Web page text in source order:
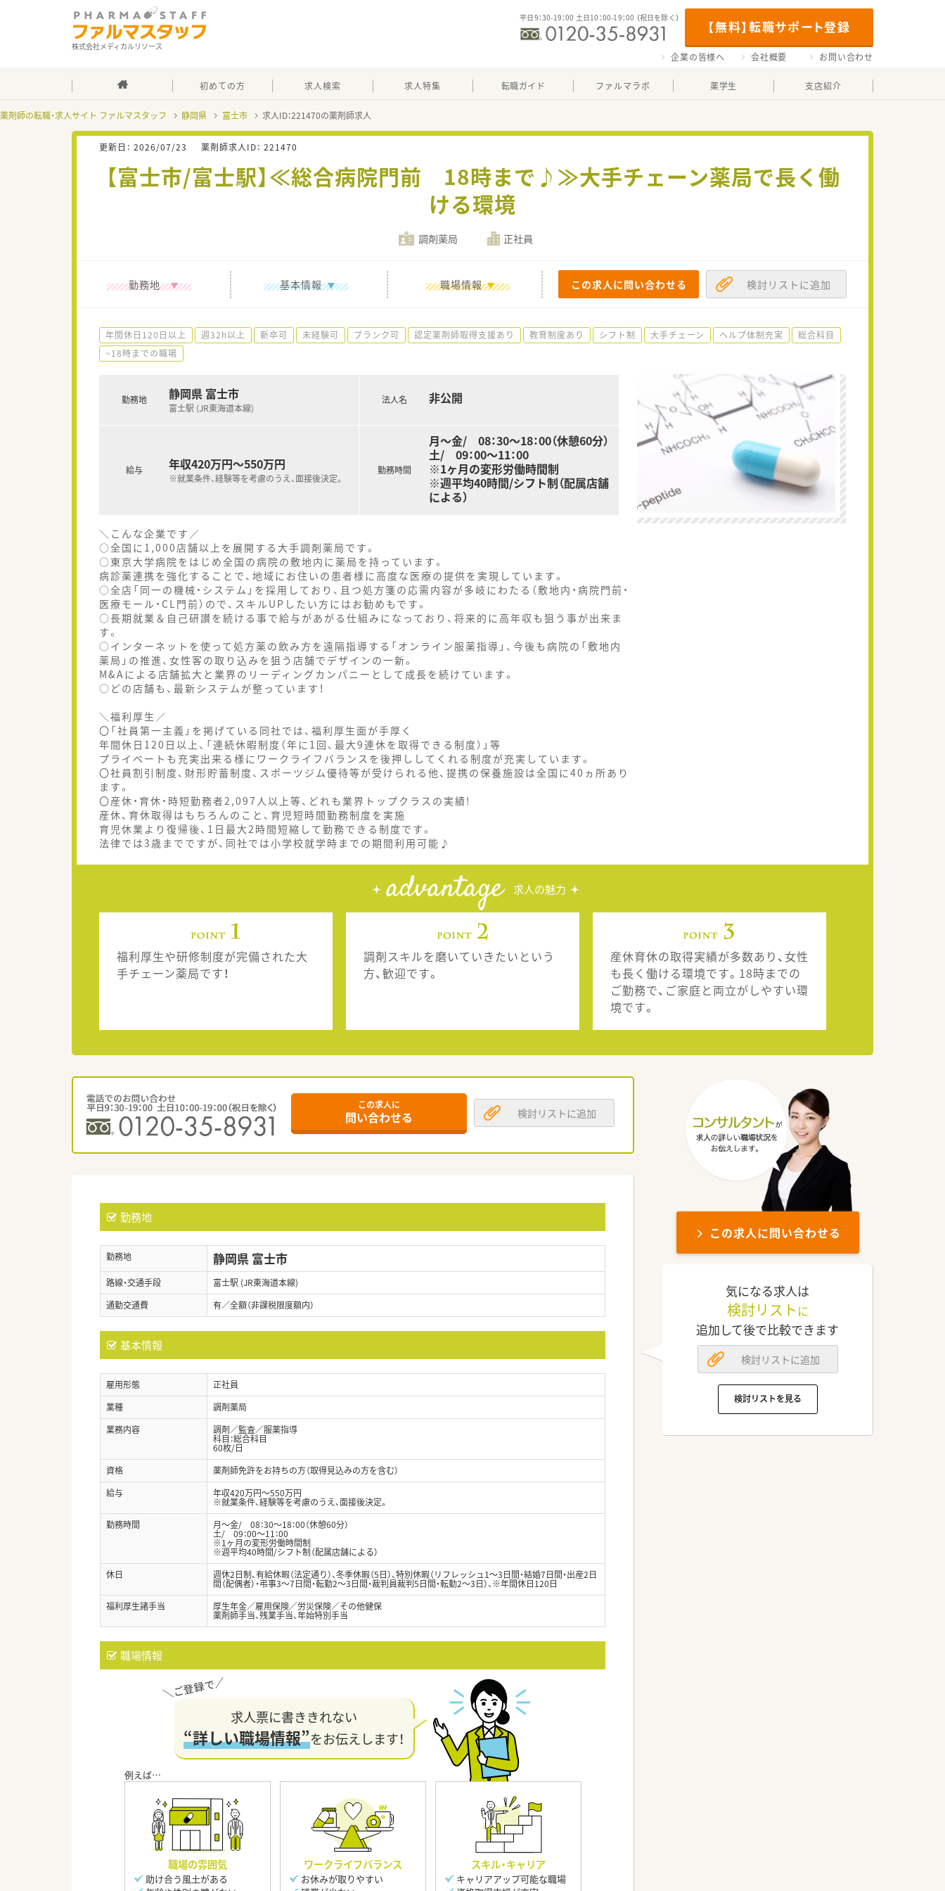
株式会社メディカルリソース
【無料】転職サポート登録
平日9：30-19：00 土日10：00-19：00 （祝日を除く）
企業の皆様へ 会社概要 お問い合わせ
初めての方 求人検索 求人特集 転職ガイド ファルマラボ 薬学生 支店紹介
薬剤師の転職・求人サイト ファルマスタッフ 静岡県 富士市 求人ID：221470の薬剤師求人
更新日： 2026/07/23 薬剤師求人ID： 221470
【富士市/富士駅】≪総合病院門前 18時まで♪≫大手チェーン薬局で長く働
ける環境
調剤薬局 正社員
勤務地 基本情報 職場情報 この求人に問い合わせる 検討リストに追加
年間休日120日以上 週32h以上 新卒可 未経験可 ブランク可 認定薬剤師取得支援あり 教育制度あり シフト制 大手チェーン ヘルプ体制充実
総合科目
~18時までの職場
勤務地 静岡県 富士市
富士駅 (JR東海道本線)
給与 年収420万円～550万円
※就業条件、経験等を考慮のうえ、面接後決定。
法人名 非公開
勤務時間
月～金/ 08：30～18：00（休憩60分）
土/ 09：00～11：00
※1ヶ月の変形労働時間制
※週平均40時間/シフト制（配属店舗
による）
＼こんな企業です／
○全国に1,000店舗以上を展開する大手調剤薬局です。
○東京大学病院をはじめ全国の病院の敷地内に薬局を持っています。
病診薬連携を強化することで、地域にお住いの患者様に高度な医療の提供を実現しています。
○全店「同一の機械・システム」を採用しており、且つ処方箋の応需内容が多岐にわたる（敷地内・病院門前・
医療モール・CL門前）ので、スキルUPしたい方にはお勧めもです。
○長期就業＆自己研讃を続ける事で給与があがる仕組みになっており、将来的に高年収も狙う事が出来ま
す。
○インターネットを使って処方薬の飲み方を遠隔指導する「オンライン服薬指導」、今後も病院の「敷地内
薬局」の推進、女性客の取り込みを狙う店舗でデザインの一新。
M&Aによる店舗拡大と業界のリーディングカンパニーとして成長を続けています。
○どの店舗も、最新システムが整っています！
＼福利厚生／
〇「社員第一主義」を掲げている同社では、福利厚生面が手厚く
年間休日120日以上、「連続休暇制度（年に1回、最大9連休を取得できる制度）」等
プライベートも充実出来る様にワークライフバランスを後押ししてくれる制度が充実しています。
〇社員割引制度、財形貯蓄制度、スポーツジム優待等が受けられる他、提携の保養施設は全国に40ヵ所あり
ます。
〇産休・育休・時短勤務者2,097人以上等、どれも業界トップクラスの実績!
産休、育休取得はもちろんのこと、育児短時間勤務制度を実施
育児休業より復帰後、1日最大2時間短縮して勤務できる制度です。
法律では3歳までですが、同社では小学校就学時までの期間利用可能♪
advantage 求人の魅力
福利厚生や研修制度が完備された大
手チェーン薬局です！
調剤スキルを磨いていきたいという
方、歓迎です。
産休育休の取得実績が多数あり、女性
も長く働ける環境です。18時までの
ご勤務で、ご家庭と両立がしやすい環
境です。
この求人に
問い合わせる 検討リストに追加
勤務地
勤務地 静岡県 富士市
路線・交通手段
富士駅 (JR東海道本線)
通勤交通費
有／全額（非課税限度額内）
基本情報
雇用形態
正社員
業種
調剤薬局
業務内容
調剤／監査／服薬指導
科目：総合科目
60枚/日
資格
薬剤師免許をお持ちの方（取得見込みの方を含む）
給与
年収420万円～550万円
※就業条件、経験等を考慮のうえ、面接後決定。
勤務時間
月～金/ 08：30～18：00（休憩60分）
土/ 09：00～11：00
※1ヶ月の変形労働時間制
※週平均40時間/シフト制（配属店舗による）
休日
週休2日制、有給休暇（法定通り）、冬季休暇（5日）、特別休暇（リフレッシュ1～3日間・結婚7日間・出産2日
間（配偶者）・弔事3～7日間・転勤2～3日間・裁判員裁判5日間・転勤2～3日）、※年間休日120日
福利厚生諸手当
厚生年金／雇用保険／労災保険／その他健保
薬剤師手当、残業手当、年始特別手当
職場情報
求人票に書ききれない
“詳しい職場情報”をお伝えします！
職場の雰囲気
助け合う風土がある
ワークライフバランス
お休みが取りやすい
スキル・キャリア
キャリアアップ可能な職場
この求人に問い合わせる
気になる求人は
検討リスト に
追加して後で比較できます
検討リストに追加
検討リストを見る